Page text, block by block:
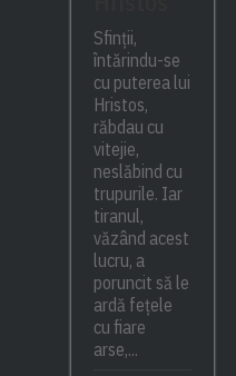
Sfinții,
întărindu-se
cu puterea lui
Hristos,
răbdau cu
vitejie,
neslăbind cu
trupurile. Iar
tiranul,
văzând acest
lucru, a
poruncit să le
ardă fețele
cu fiare
arse,...